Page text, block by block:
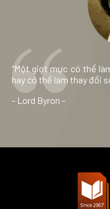
“Một giọt mực có thể
hay có thể làm thay đổi
- Lord Byron -